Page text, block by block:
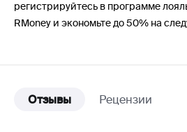
регистрируйтесь в программе
RMoney и экономьте до 50% на
Отзывы Рецензии